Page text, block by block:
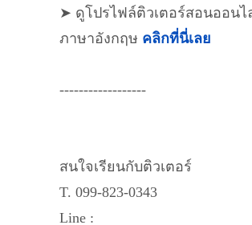
➤ ดูโปรไฟล์ติวเตอร์สอนออนไ
ภาษาอังกฤษ คลิกที่นี่เลย
------------------
สนใจเรียนกับติวเตอร์
T. 099-823-0343
Line :